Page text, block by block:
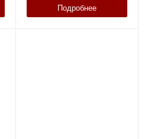
Подробнее